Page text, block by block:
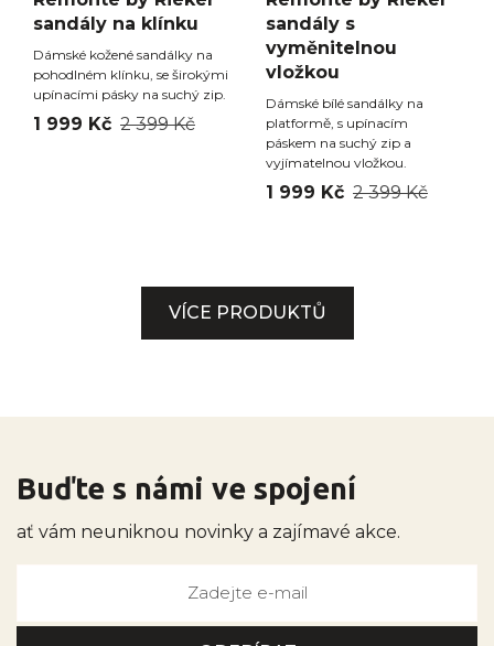
sandály na klínku
Dámské kožené sandálky na
pohodlném klínku, se širokými
upínacími pásky na suchý zip.
1 999 Kč 2 399 Kč
sandály s
vyměnitelnou
vložkou
Dámské bílé sandálky na
platformě, s upínacím
páskem na suchý zip a
vyjímatelnou vložkou.
1 999 Kč 2 399 Kč
VÍCE PRODUKTŮ
Buďte s námi ve spojení
ať vám neuniknou novinky a zajímavé akce.